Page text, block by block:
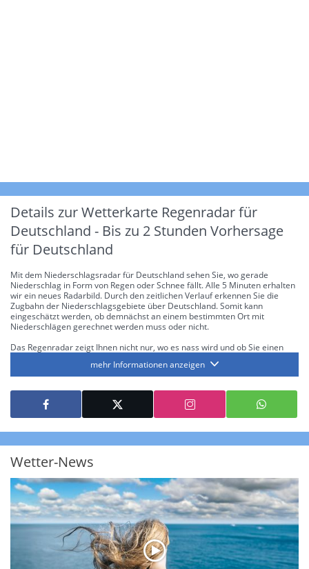
Details zur Wetterkarte Regenradar für
Deutschland - Bis zu 2 Stunden Vorhersage
für Deutschland
Mit dem Niederschlagsradar für Deutschland sehen Sie, wo gerade
Niederschlag in Form von Regen oder Schnee fällt. Alle 5 Minuten erhalten
wir ein neues Radarbild. Durch den zeitlichen Verlauf erkennen Sie die
Zugbahn der Niederschlagsgebiete über Deutschland. Somit kann
eingeschätzt werden, ob demnächst an einem bestimmten Ort mit
Niederschlägen gerechnet werden muss oder nicht.
Das Regenradar zeigt Ihnen nicht nur, wo es nass wird und ob Sie einen
die Niederschlagsintensität. Diese bezieht sich laut offiziellen Richtlinien
jeweils auf die Niederschlagsmenge in l/m² pro Stunde Regen- bzw.
Schneefall. Die 6 Stufen sind wie folgt gegliedert: Die hellen Blautöne
symbolisieren leichte bis mäßige Regen- bzw. Schneefälle mit einer
Intensität bis 8.1 l/m² pro Stunde. Dunkelblau repräsentiert mäßige bis
starke Niederschläge bis 35 l/m² pro Stunde. Hier können bereits Gewitter
auftreten. Extreme bzw. unwetterartige Niederschlagsereignisse mit
über 150 l/m² pro Stunde an. Solche
Neben der Niederschlagsintensität kann auch die Zuggeschwindigkeit der
Niederschlagsgebiete und damit die Niederschlagsdauer abgeschätzt
werden. Neben der 5-minütigen Radaraufzeichnung gibt es eine
Niederschlagsprognosefür die nächsten 2 Stunden. So sehen Sie genau,
wann und wo in Deutschland mit Regen oder Schneefall zu rechnen ist bzw.
kennen zu jeder Zeit den genauen Verlauf einer Niederschlagsfront.
mehr Informationen anzeigen
Wetter-News